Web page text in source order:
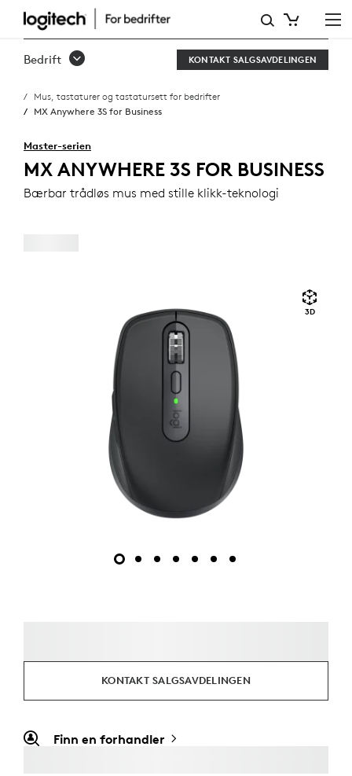
MX
ANYWHERE
FOR
BUSINESS
Bedrift KONTAKT SALGSAVDELINGEN
Mus, tastaturer og tastatursett for bedrifter
MX Anywhere 3S for Business
Master-serien
MX ANYWHERE 3S FOR BUSINESS
Bærbar trådløs mus med stille klikk-teknologi
3D
KONTAKT SALGSAVDELINGEN
Finn en forhandler